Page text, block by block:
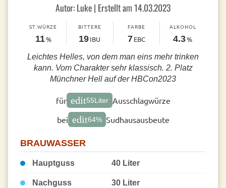
Autor: Luke | Erstellt am 14.03.2023
ST.WÜRZE
11%
BITTERE
19IBU
FARBE
7EBC
ALKOHOL
4.3%
Leichtes Helles, von dem man eins mehr trinken
kann. Vom Charakter sehr klassisch. 2. Platz
Münchner Hell auf der HBCon2023
für edit55Liter Ausschlagwürze
bei edit64% Sudhausausbeute
BRAUWASSER
Hauptguss 40 Liter
Nachguss 30 Liter